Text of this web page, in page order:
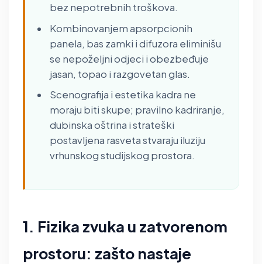
bez nepotrebnih troškova.
Kombinovanjem apsorpcionih
panela, bas zamki i difuzora eliminišu
se nepoželjni odjeci i obezbeđuje
jasan, topao i razgovetan glas.
Scenografija i estetika kadra ne
moraju biti skupe; pravilno kadriranje,
dubinska oštrina i strateški
postavljena rasveta stvaraju iluziju
vrhunskog studijskog prostora.
1. Fizika zvuka u zatvorenom
prostoru: zašto nastaje